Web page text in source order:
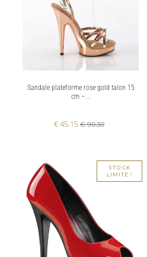
Sandale plateforme rose gold talon 15
cm –...
€ 45.15 € 90.30
STOCK
LIMITÉ !